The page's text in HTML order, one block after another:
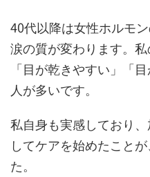
40代以降は女性ホルモ
涙の質が変わります。私
「目が乾きやすい」「
人が多いです。
私自身も実感しており
してケアを始めたこと
た。